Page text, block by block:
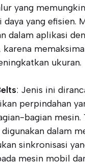
yang
daya yang efisien.
dalam aplikasi
karena
ukuran.
: Jenis ini
perpindahan
bagian
digunakan dalam
sinkronisasi
mesin mobil